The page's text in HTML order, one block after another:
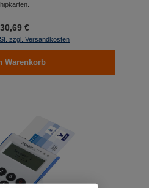
€
zzgl. Versandkosten
Warenkorb